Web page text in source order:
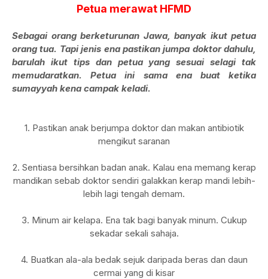
Petua merawat HFMD
Sebagai orang berketurunan Jawa, banyak ikut petua
orang tua. Tapi jenis ena pastikan jumpa doktor dahulu,
barulah ikut tips dan petua yang sesuai selagi tak
memudaratkan. Petua ini sama ena buat ketika
sumayyah kena campak keladi.
1. Pastikan anak berjumpa doktor dan makan antibiotik
mengikut saranan
2. Sentiasa bersihkan badan anak. Kalau ena memang kerap
mandikan sebab doktor sendiri galakkan kerap mandi lebih-
lebih lagi tengah demam.
3. Minum air kelapa. Ena tak bagi banyak minum. Cukup
sekadar sekali sahaja.
4. Buatkan ala-ala bedak sejuk daripada beras dan daun
cermai yang di kisar